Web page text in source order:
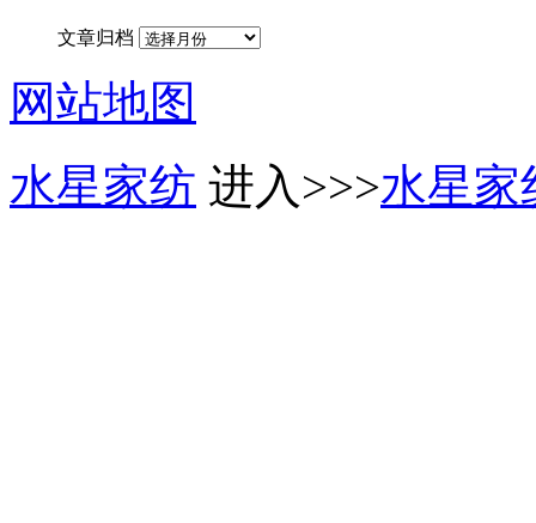
文章归档
网站地图
水星家纺 进入>>>水星家